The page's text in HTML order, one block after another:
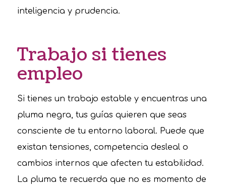
inteligencia y prudencia.
Trabajo si tienes
empleo
Si tienes un trabajo estable y encuentras una
pluma negra, tus guías quieren que seas
consciente de tu entorno laboral. Puede que
existan tensiones, competencia desleal o
cambios internos que afecten tu estabilidad.
La pluma te recuerda que no es momento de